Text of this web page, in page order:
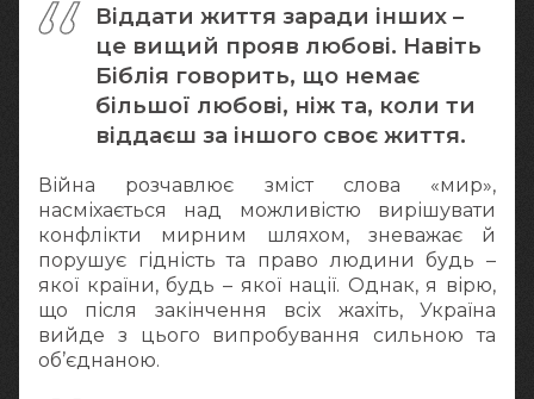
Віддати життя заради інших –
це вищий прояв любові. Навіть
Біблія говорить, що немає
більшої любові, ніж та, коли ти
віддаєш за іншого своє життя.
Війна розчавлює зміст слова «мир»,
насміхається над можливістю вирішувати
конфлікти мирним шляхом, зневажає й
порушує гідність та право людини будь –
якої країни, будь – якої нації. Однак, я вірю,
що після закінчення всіх жахіть, Україна
вийде з цього випробування сильною та
об’єднаною.